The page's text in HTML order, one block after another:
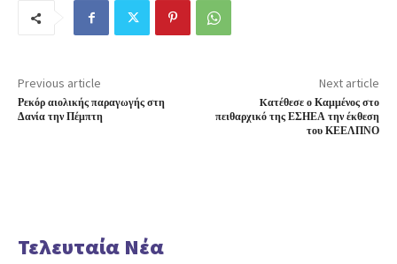
Previous article
Ρεκόρ αιολικής παραγωγής στη
Δανία την Πέμπτη
Next article
Kατέθεσε ο Καμμένος στο
πειθαρχικό της ΕΣΗΕΑ την έκθεση
του ΚΕΕΛΠΝΟ
Τελευταία Νέα